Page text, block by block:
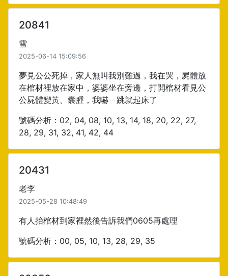
20841
雪
2025-06-14 15:09:56
夢見公公死掉，家人無叫我別難過，我在哭，屍體放
在棺材裡放在家中，婆婆坐在旁邊，打開棺材看見公
公屍體變黃、囊腫，我嚇ㄧ跳就起床了
號碼分析：02, 04, 08, 10, 13, 14, 18, 20, 22, 27,
28, 29, 31, 32, 41, 42, 44
20431
老李
2025-05-28 10:48:49
有人抬棺材到家裡然後告訴我們0605再處理
號碼分析：00, 05, 10, 13, 28, 29, 35